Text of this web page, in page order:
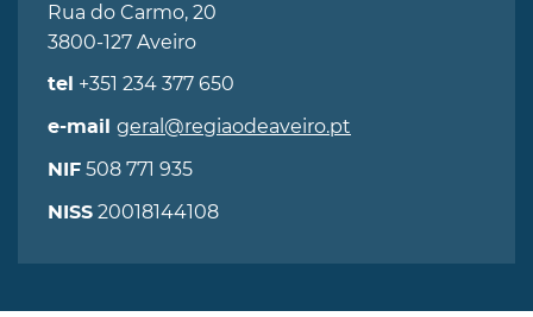
Rua do Carmo, 20
3800-127 Aveiro
tel +351 234 377 650
e-mail geral@regiaodeaveiro.pt
NIF 508 771 935
NISS 20018144108